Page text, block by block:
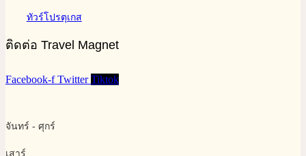
ทัวร์โปรตุเกส
ติดต่อ Travel Magnet
Facebook-f Twitter Tiktok
จันทร์ - ศุกร์
เสาร์